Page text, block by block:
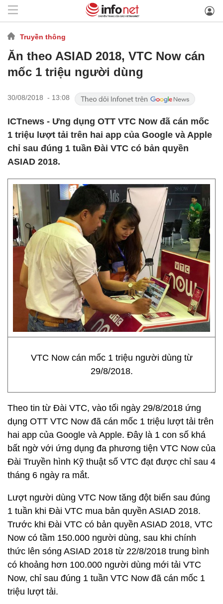
Truyền thông
Ăn theo ASIAD 2018, VTC Now cán
mốc 1 triệu người dùng
30/08/2018 - 13:08
ICTnews - Ưng dụng OTT VTC Now đã cán mốc
1 triệu lượt tải trên hai app của Google và Apple
chỉ sau đúng 1 tuần Đài VTC có bản quyền
ASIAD 2018.
VTC Now cán mốc 1 triệu người dùng từ
29/8/2018.
Theo tin từ Đài VTC, vào tối ngày 29/8/2018 ứng
dụng OTT VTC Now đã cán mốc 1 triệu lượt tải trên
hai app của Google và Apple. Đây là 1 con số khá
bất ngờ với ứng dụng đa phương tiện VTC Now của
Đài Truyền hình Kỹ thuật số VTC đạt được chỉ sau 4
tháng 6 ngày ra mắt.
Lượt người dùng VTC Now tăng đột biến sau đúng
1 tuần khi Đài VTC mua bản quyền ASIAD 2018.
Trước khi Đài VTC có bản quyền ASIAD 2018, VTC
Now có tầm 150.000 người dùng, sau khi chính
thức lên sóng ASIAD 2018 từ 22/8/2018 trung bình
có khoảng hơn 100.000 người dùng mới tải VTC
Now, chỉ sau đúng 1 tuần VTC Now đã cán mốc 1
triệu lượt tải.